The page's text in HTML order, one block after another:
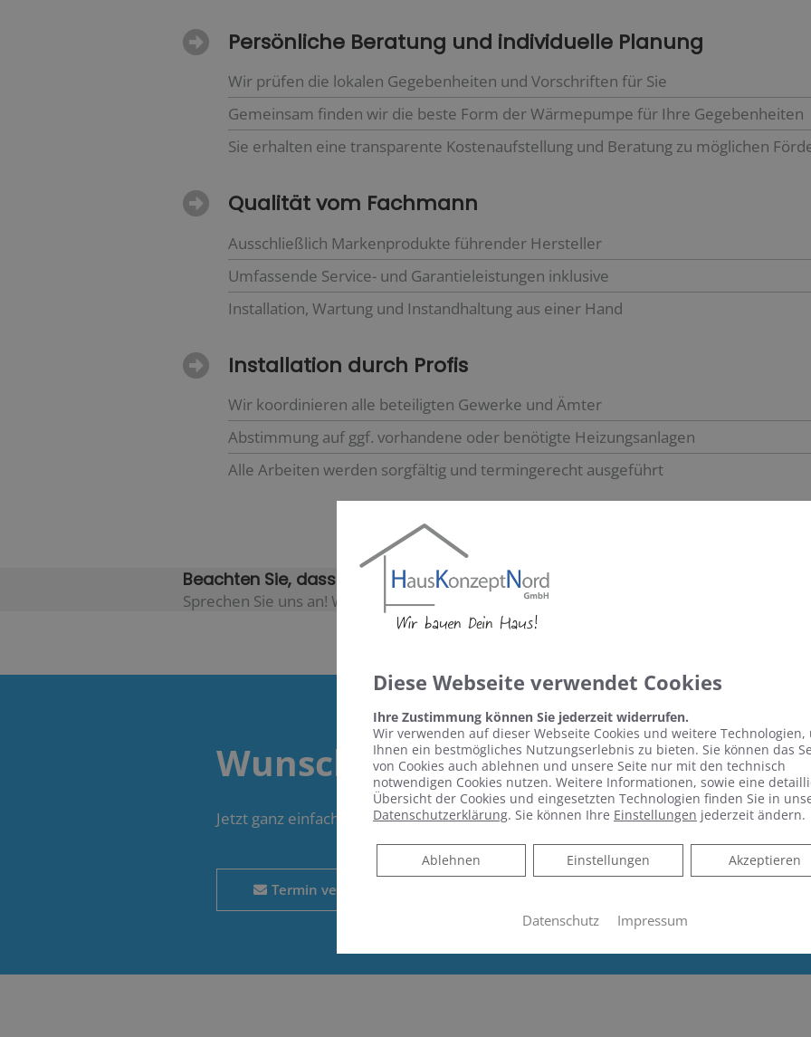
Persönliche Beratung und individuelle Planung
Wir prüfen die lokalen Gegebenheiten und Vorschriften für Sie
Gemeinsam finden wir die beste Form der Wärmepumpe für Ihre Gegebenheiten
Sie erhalten eine transparente Kostenaufstellung und Beratung zu möglichen
Qualität vom Fachmann
Ausschließlich Markenprodukte führender Hersteller
Umfassende Service- und Garantieleistungen inklusive
Installation, Wartung und Instandhaltung aus einer Hand
Installation durch Profis
Wir koordinieren alle beteiligten Gewerke und Ämter
Abstimmung auf ggf. vorhandene oder benötigte Heizungsanlagen
Alle Arbeiten werden sorgfältig und termingerecht ausgeführt
Beachten Sie, dass es eventuell Fördermöglichkeiten gibt.
Sprechen Sie uns an! Wir informieren Sie.
Wunschtermin
Jetzt ganz einfach und bequem Online Termine anfragen!
Termin vereinbaren
Diese Webseite verwendet Cookies
Ihre Zustimmung können Sie jederzeit widerrufen.
Wir verwenden auf dieser Webseite Cookies und weitere Technologien,
Ihnen ein bestmögliches Nutzungserlebnis zu bieten. Sie können das
von Cookies auch ablehnen und unsere Seite nur mit den technisch
notwendigen Cookies nutzen. Weitere Informationen, sowie eine
Übersicht der Cookies und eingesetzten Technologien finden Sie in
Datenschutzerklärung. Sie können Ihre Einstellungen jederzeit ändern.
Akzeptieren
Einstellungen
Ablehnen
Ablehnen
Datenschutz Impressum